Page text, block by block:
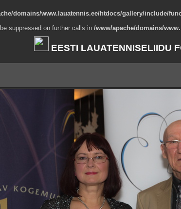
domains/www.lauatennis.ee/htdocs/gallery/include/
suppressed on further calls in /www/apache/domains/
EESTI LAUATENNISELIIDU